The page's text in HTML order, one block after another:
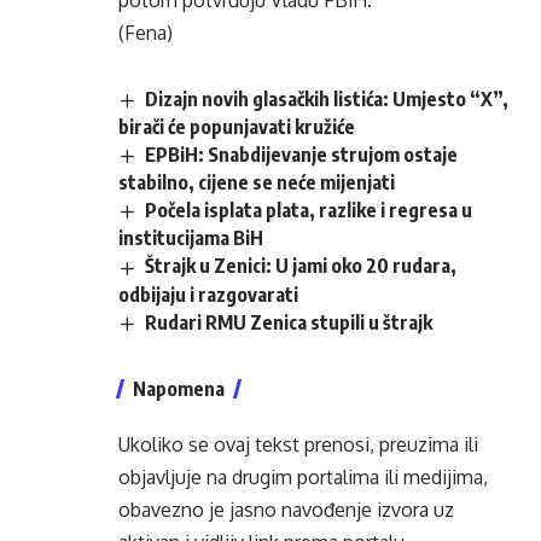
(Fena)
Dizajn novih glasačkih listića: Umjesto “X”,
birači će popunjavati kružiće
EPBiH: Snabdijevanje strujom ostaje
stabilno, cijene se neće mijenjati
Počela isplata plata, razlike i regresa u
institucijama BiH
Štrajk u Zenici: U jami oko 20 rudara,
odbijaju i razgovarati
Rudari RMU Zenica stupili u štrajk
Napomena
Ukoliko se ovaj tekst prenosi, preuzima ili
objavljuje na drugim portalima ili medijima,
obavezno je jasno navođenje izvora uz